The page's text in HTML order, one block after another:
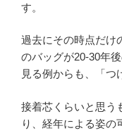
す。
過去にその時点だけ
のバッグが20-30年
見る例からも、「つ
接着芯くらいと思う
り、経年による姿の